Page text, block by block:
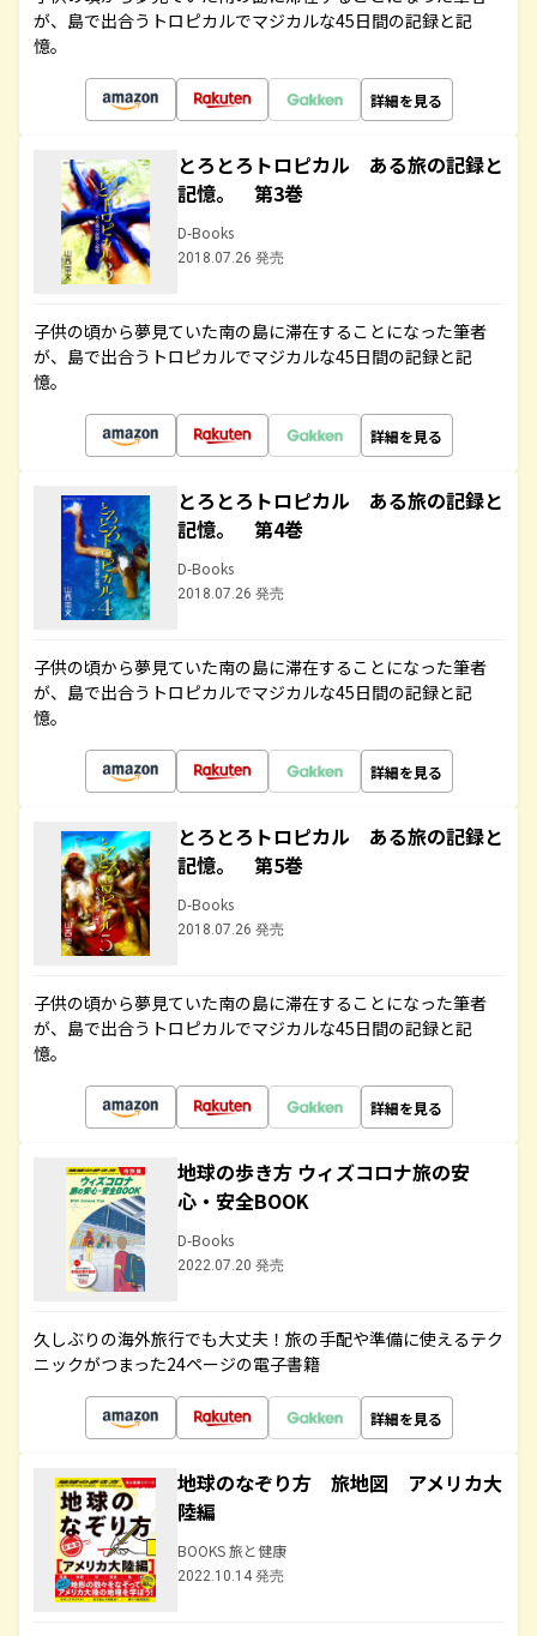
が、島で出合うトロピカルでマジカルな45日間の記録と記
憶。
詳細を見る
とろとろトロピカル ある旅の記録と
記憶。 第3巻
D-Books
2018.07.26 発売
子供の頃から夢見ていた南の島に滞在することになった筆者
が、島で出合うトロピカルでマジカルな45日間の記録と記
憶。
詳細を見る
とろとろトロピカル ある旅の記録と
記憶。 第4巻
D-Books
2018.07.26 発売
子供の頃から夢見ていた南の島に滞在することになった筆者
が、島で出合うトロピカルでマジカルな45日間の記録と記
憶。
詳細を見る
とろとろトロピカル ある旅の記録と
記憶。 第5巻
D-Books
2018.07.26 発売
子供の頃から夢見ていた南の島に滞在することになった筆者
が、島で出合うトロピカルでマジカルな45日間の記録と記
憶。
詳細を見る
地球の歩き方 ウィズコロナ旅の安
心・安全BOOK
D-Books
2022.07.20 発売
久しぶりの海外旅行でも大丈夫！旅の手配や準備に使えるテク
ニックがつまった24ページの電子書籍
詳細を見る
地球のなぞり方 旅地図 アメリカ大
陸編
BOOKS 旅と健康
2022.10.14 発売